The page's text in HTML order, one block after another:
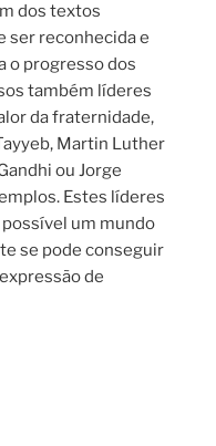
dos textos
ser reconhecida e
o progresso dos
também líderes
da fraternidade,
Martin Luther
ou Jorge
Estes líderes
um mundo
se pode conseguir
de